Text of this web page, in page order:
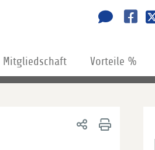
Mitgliedschaft Vorteile %